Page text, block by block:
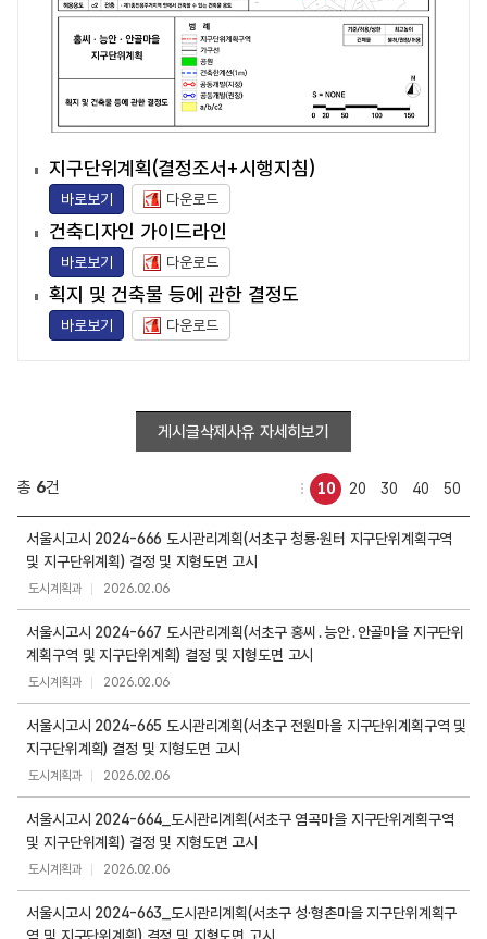
지구단위계획(결정조서+시행지침)
바로보기 다운로드
건축디자인 가이드라인
바로보기 다운로드
획지 및 건축물 등에 관한 결정도
바로보기 다운로드
게시글삭제사유 자세히보기
총 6건 10 20 30 40 50
초
단
취
역
해
제
마
을
서울시고시 2024-666 도시관리계획(서초구 청룡·원터 지구단위계획구역
및 지구단위계획) 결정 및 지형도면 고시
도시계획과 2026.02.06
서울시고시 2024-667 도시관리계획(서초구 홍씨․능안․안골마을 지구단위
계획구역 및 지구단위계획) 결정 및 지형도면 고시
도시계획과 2026.02.06
서울시고시 2024-665 도시관리계획(서초구 전원마을 지구단위계획구역 및
지구단위계획) 결정 및 지형도면 고시
도시계획과 2026.02.06
서울시고시 2024-664_도시관리계획(서초구 염곡마을 지구단위계획구역
및 지구단위계획) 결정 및 지형도면 고시
도시계획과 2026.02.06
서울시고시 2024-663_도시관리계획(서초구 성·형촌마을 지구단위계획구
역 및 지구단위계획) 결정 및 지형도면 고시